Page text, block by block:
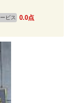
ビス 0.0点